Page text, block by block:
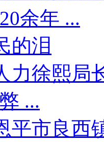
余年 ...
的泪
力徐熙局
...
平市良西